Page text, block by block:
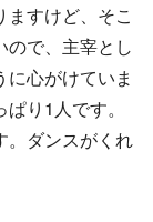
すけど、そこ
ので、主宰とし
心がけていま
り1人です。
。ダンスがくれ